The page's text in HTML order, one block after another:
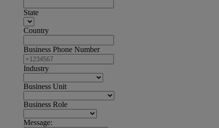
State
Country
Business Phone Number
Industry
Business Unit
Business Role
Message: